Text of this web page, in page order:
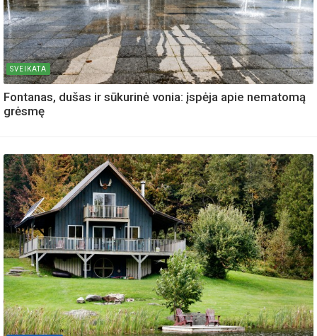
SVEIKATA
Fontanas, dušas ir sūkurinė vonia: įspėja apie nematomą
grėsmę